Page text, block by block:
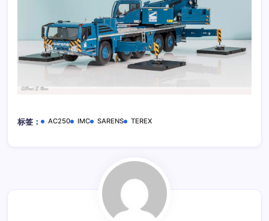
标签： AC250 IMC SARENS TEREX